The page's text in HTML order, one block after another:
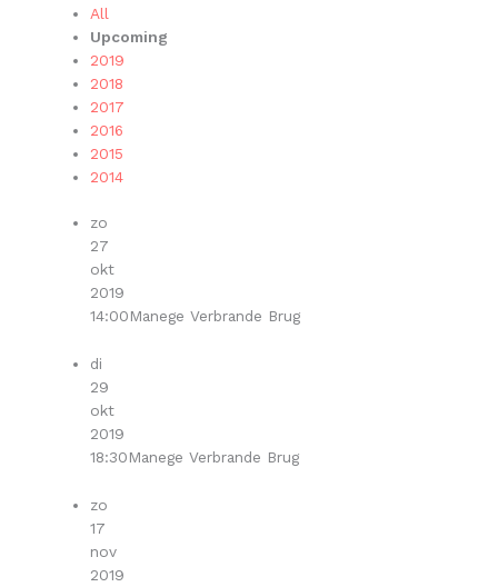
All
Upcoming
2019
2018
2017
2016
2015
2014
zo
27
okt
2019
14:00Manege Verbrande Brug
di
29
okt
2019
18:30Manege Verbrande Brug
zo
17
nov
2019